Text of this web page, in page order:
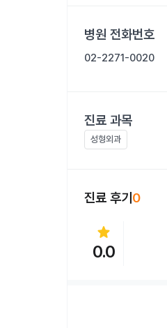
병원 전화번호
02-2271-0020
진료 과목
성형외과
진료 후기 0
star
0.0